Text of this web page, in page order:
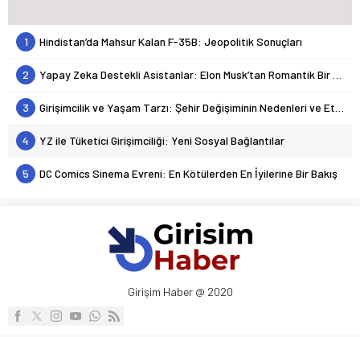
1 Hindistan’da Mahsur Kalan F-35B: Jeopolitik Sonuçları
2 Yapay Zeka Destekli Asistanlar: Elon Musk’tan Romantik Bir Hamle mi?
3 Girişimcilik ve Yaşam Tarzı: Şehir Değişiminin Nedenleri ve Etkileri
4 YZ ile Tüketici Girişimciliği: Yeni Sosyal Bağlantılar
5 DC Comics Sinema Evreni: En Kötülerden En İyilerine Bir Bakış
Girişim Haber @ 2020